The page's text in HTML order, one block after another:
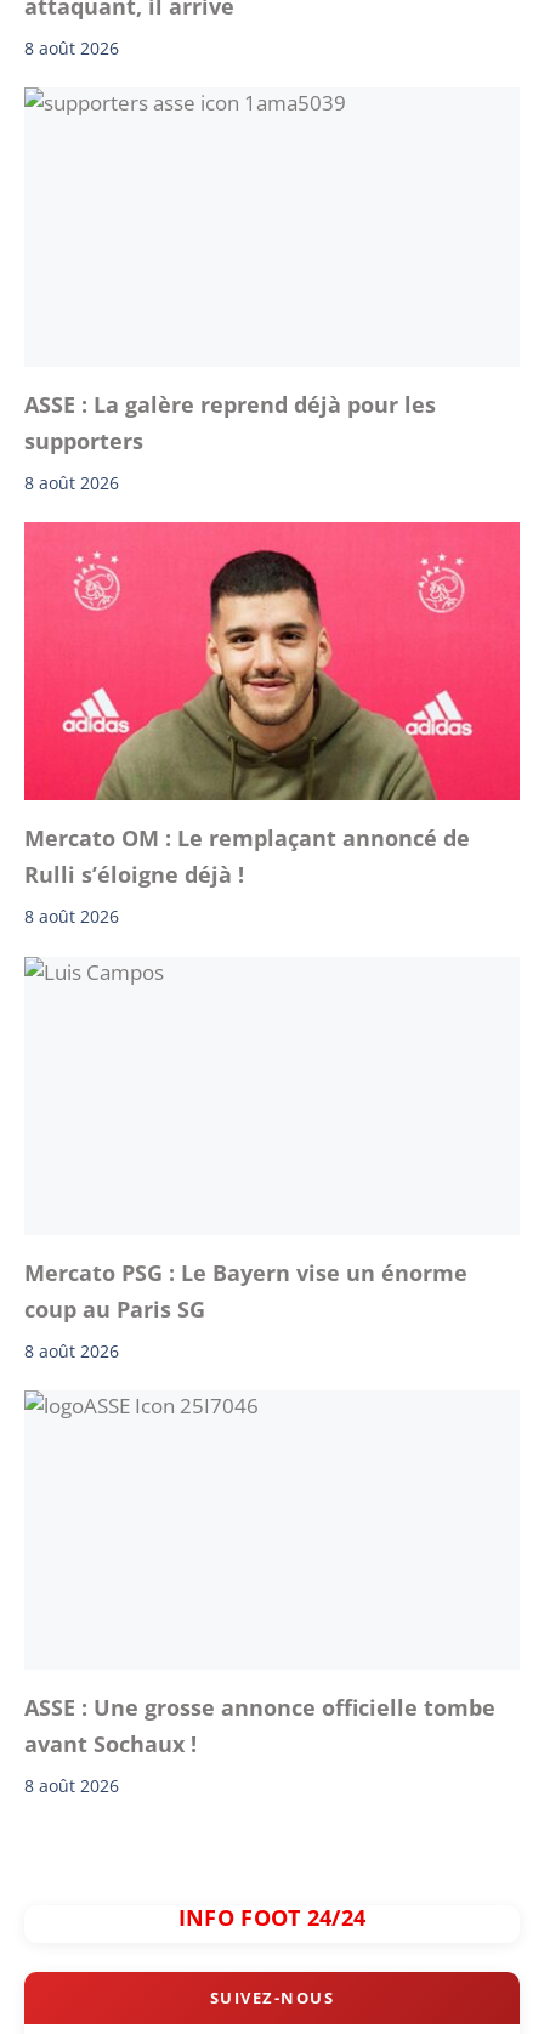
8 août 2026
ASSE : La galère reprend déjà pour les
supporters
8 août 2026
Mercato OM : Le remplaçant annoncé de
Rulli s’éloigne déjà !
8 août 2026
Mercato PSG : Le Bayern vise un énorme
coup au Paris SG
8 août 2026
ASSE : Une grosse annonce officielle tombe
avant Sochaux !
8 août 2026
INFO FOOT 24/24